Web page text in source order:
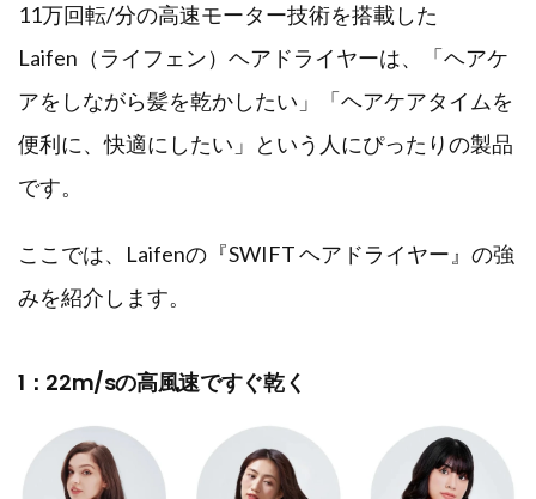
11万回転/分の高速モーター技術を搭載した
Laifen（ライフェン）ヘアドライヤーは、「ヘアケ
アをしながら髪を乾かしたい」「ヘアケアタイムを
便利に、快適にしたい」という人にぴったりの製品
です。
ここでは、Laifenの『SWIFT ヘアドライヤー』の強
みを紹介します。
1：22m/sの高風速ですぐ乾く